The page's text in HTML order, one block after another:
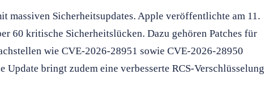
massiven Sicherheitsupdates. Apple veröffentlichte am 11.
60 kritische Sicherheitslücken. Dazu gehören Patches für
wie CVE-2026-28951 sowie CVE-2026-28950
Update bringt zudem eine verbesserte RCS-Verschlüsselung